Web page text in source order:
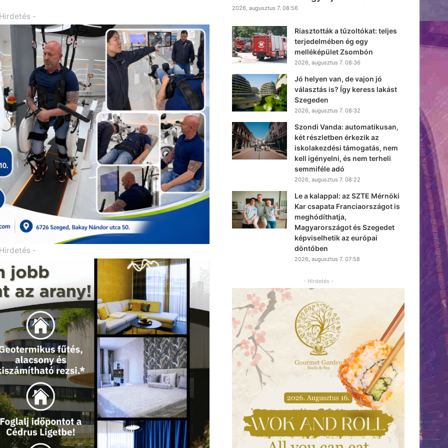
-
-
2026, augusztus 7. 08:56
Riasztották a tűzoltókat: teljes
terjedelmében ég egy
melléképület Zsombón
2026, augusztus 7. 08:36
Jó helyen van, de vajon jó
választás is? Így keress lakást
Szegeden
2026, augusztus 7. 08:32
Szondi Vanda: automatikusan,
két részletben érkezik az
iskolakezdési támogatás, nem
kell igényelni, és nem terheli
semmiféle adó
2026, augusztus 7. 08:22
Le a kalappal: az SZTE Mérnöki
Kar csapata Franciaországot is
meghódíthatja,
Magyarországot és Szegedet
képviselhetik az európai
döntőben
2026, augusztus 7. 07:58
- Hirdetés -